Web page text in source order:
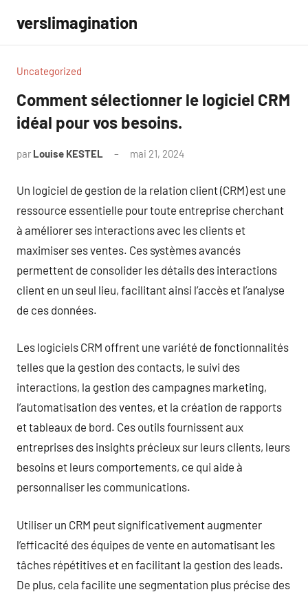
contenu
verslimagination
Uncategorized
Comment sélectionner le logiciel CRM
idéal pour vos besoins.
par Louise KESTEL mai 21, 2024
Un logiciel de gestion de la relation client (CRM) est une
ressource essentielle pour toute entreprise cherchant
à améliorer ses interactions avec les clients et
maximiser ses ventes. Ces systèmes avancés
permettent de consolider les détails des interactions
client en un seul lieu, facilitant ainsi l’accès et l’analyse
de ces données.
Les logiciels CRM offrent une variété de fonctionnalités
telles que la gestion des contacts, le suivi des
interactions, la gestion des campagnes marketing,
l’automatisation des ventes, et la création de rapports
et tableaux de bord. Ces outils fournissent aux
entreprises des insights précieux sur leurs clients, leurs
besoins et leurs comportements, ce qui aide à
personnaliser les communications.
Utiliser un CRM peut significativement augmenter
l’efficacité des équipes de vente en automatisant les
tâches répétitives et en facilitant la gestion des leads.
De plus, cela facilite une segmentation plus précise des